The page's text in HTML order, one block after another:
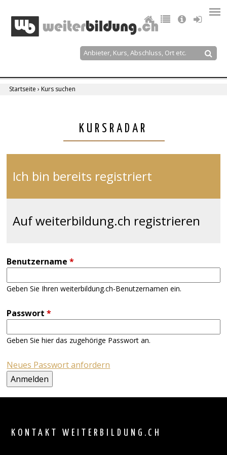
navigation
Suche
Startseite › Kurs suchen
KURSRADAR
Ich bin bereits registriert
Auf weiterbildung.ch registrieren
Benutzername*
Geben Sie Ihren weiterbildung.ch-Benutzernamen ein.
Passwort*
Geben Sie hier das zugehörige Passwort an.
Neues Passwort anfordern
KONTAKT WEITERBILDUNG.CH